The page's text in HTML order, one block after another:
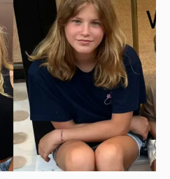
Бондарчук
с матерью и братьями